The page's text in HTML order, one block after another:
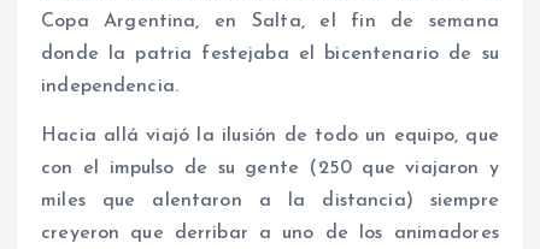
Copa Argentina, en Salta, el fin de semana
donde la patria festejaba el bicentenario de su
independencia.
Hacia allá viajó la ilusión de todo un equipo, que
con el impulso de su gente (250 que viajaron y
miles que alentaron a la distancia) siempre
creyeron que derribar a uno de los animadores